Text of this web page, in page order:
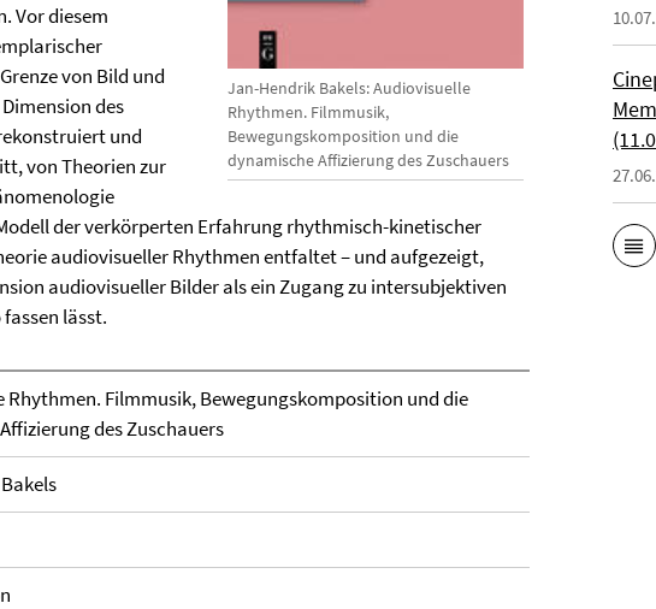
Jan-Hendrik Bakels: Audiovisuelle
Rhythmen. Filmmusik,
Bewegungskomposition und die
dynamische Affizierung des Zuschauers
Vor diesem
von Bild und
des
und
von Theorien zur
der verkörperten Erfahrung rhythmisch-kinetischer
audiovisueller Rhythmen entfaltet – und aufgezeigt,
audiovisueller Bilder als ein Zugang zu intersubjektiven
lässt.
Rhythmen. Filmmusik, Bewegungskomposition und die
des Zuschauers